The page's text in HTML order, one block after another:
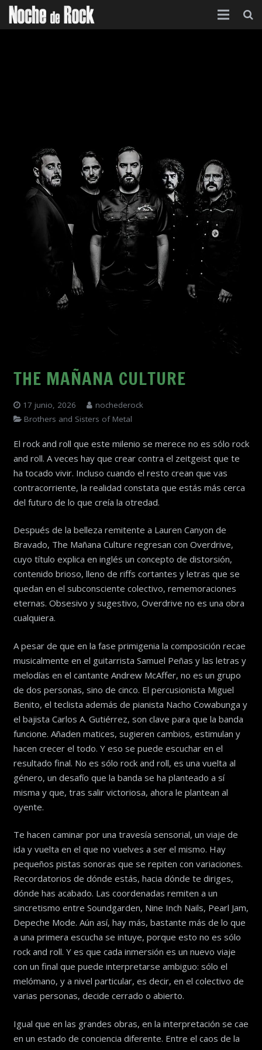
Contacto
Acerca de
THE MAÑANA CULTURE
17 junio, 2026
nochederock
Brothers and Sisters of Metal
El rock and roll que este milenio se merece no es sólo rock
and roll. A veces hay que crear contra el zeitgeist que te
ha tocado vivir. Incluso cuando el resto crean que vas
contracorriente, la realidad constata que estás más cerca
del futuro de lo que creía la otredad.
Después de la belleza remitente a Lauren Canyon de
Bravado, The Mañana Culture regresan con Overdrive,
cuyo título explica en inglés un concepto de distorsión,
contenido brioso, lleno de riffs cortantes y letras que se
quedan en el subconsciente colectivo, rememoraciones
eternas. Obsesivo y sugestivo, Overdrive no es una obra
cualquiera.
A pesar de que en la fase primigenia la composición recae
musicalmente en el guitarrista Samuel Peñas y las letras y
melodías en el cantante Andrew McAffer, no es un grupo
de dos personas, sino de cinco. El percusionista Miguel
Benito, el teclista además de pianista Nacho Cowabunga y
el bajista Carlos A. Gutiérrez, son clave para que la banda
funcione. Añaden matices, sugieren cambios, estimulan y
hacen crecer el todo. Y eso se puede escuchar en el
resultado final. No es sólo rock and roll, es una vuelta al
género, un desafío que la banda se ha planteado a sí
misma y que, tras salir victoriosa, ahora le plantean al
oyente.
Te hacen caminar por una travesía sensorial, un viaje de
ida y vuelta en el que no vuelves a ser el mismo. Hay
pequeños pistas sonoras que se repiten con variaciones.
Recordatorios de dónde estás, hacia dónde te diriges,
dónde has acabado. Las coordenadas remiten a un
sincretismo entre Soundgarden, Nine Inch Nails, Pearl Jam,
Depeche Mode. Aún así, hay más, bastante más de lo que
a una primera escucha se intuye, porque esto no es sólo
rock and roll. Y es que cada inmersión es un nuevo viaje
con un final que puede interpretarse ambiguo: sólo el
melómano, y a nivel particular, es decir, en el colectivo de
varias personas, decide cerrado o abierto.
Igual que en las grandes obras, en la interpretación se cae
en un estado de conciencia diferente. Entre el caos de la